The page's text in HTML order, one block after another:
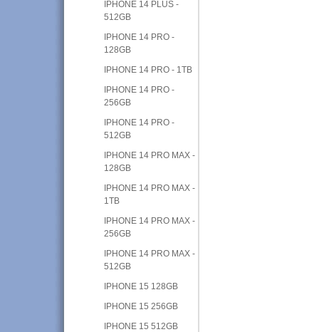
IPHONE 14 PLUS -
512GB
IPHONE 14 PRO -
128GB
IPHONE 14 PRO - 1TB
IPHONE 14 PRO -
256GB
IPHONE 14 PRO -
512GB
IPHONE 14 PRO MAX -
128GB
IPHONE 14 PRO MAX -
1TB
IPHONE 14 PRO MAX -
256GB
IPHONE 14 PRO MAX -
512GB
IPHONE 15 128GB
IPHONE 15 256GB
IPHONE 15 512GB